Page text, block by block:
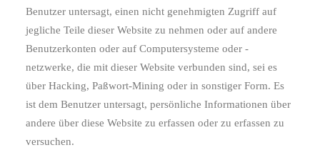
Benutzer untersagt, einen nicht genehmigten Zugriff auf
jegliche Teile dieser Website zu nehmen oder auf andere
Benutzerkonten oder auf Computersysteme oder -
netzwerke, die mit dieser Website verbunden sind, sei es
über Hacking, Paßwort-Mining oder in sonstiger Form. Es
ist dem Benutzer untersagt, persönliche Informationen über
andere über diese Website zu erfassen oder zu erfassen zu
versuchen.